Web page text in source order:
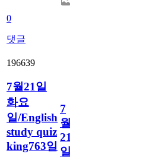
0
댓글
196639
7월21일
화요
일/English
study quiz
king763일
7
월
21
일